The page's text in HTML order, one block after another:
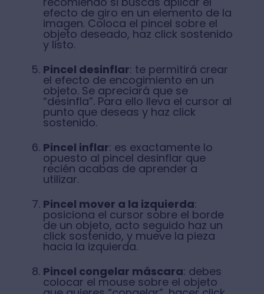
efecto de giro en un elemento de la
imagen. Coloca el pincel sobre el
objeto deseado, haz click sostenido
y listo.
Pincel desinflar: te permitirá crear
el efecto de encogimiento en un
objeto. Se apreciará que se
“desinfla”. Para ello lleva el cursor al
punto que deseas y haz click
sostenido.
Pincel inflar: es exactamente lo
opuesto al pincel desinflar que
recién acabas de aprender a
utilizar.
Pincel mover a la izquierda:
posiciona el cursor sobre el borde
de un objeto, acto seguido haz un
click sostenido, y mueve la pieza
hacia la izquierda.
Pincel congelar máscara: debes
colocar el mouse sobre el objeto